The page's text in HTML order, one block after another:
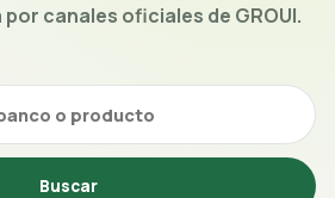
canales oficiales de GROUI.
Buscar